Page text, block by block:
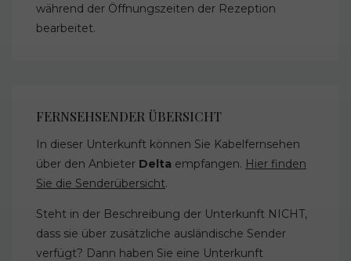
während der Öffnungszeiten der Rezeption
bearbeitet.
FERNSEHSENDER ÜBERSICHT
In dieser Unterkunft können Sie Kabelfernsehen
über den Anbieter Delta empfangen. Hier finden
Sie die Senderübersicht.
Steht in der Beschreibung der Unterkunft NICHT,
dass sie über zusätzliche ausländische Sender
verfügt? Dann haben Sie eine Unterkunft